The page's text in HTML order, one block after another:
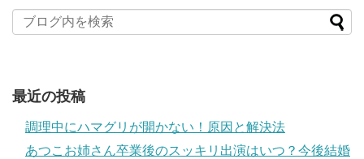
最近の投稿
調理中にハマグリが開かない！原因と解決法
あつこお姉さん卒業後のスッキリ出演はいつ？今後結婚